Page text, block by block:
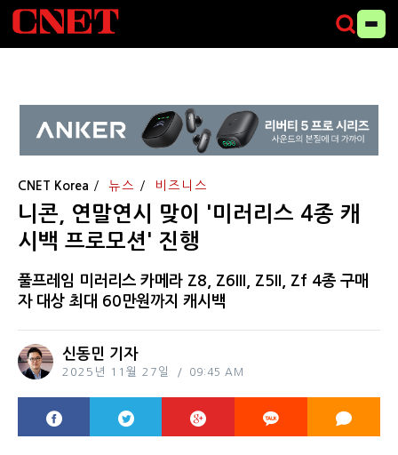
CNET Korea 뉴스 비즈니스
니콘, 연말연시 맞이 '미러리스 4종 캐
시백 프로모션' 진행
풀프레임 미러리스 카메라 Z8, Z6III, Z5II, Zf 4종 구매
자 대상 최대 60만원까지 캐시백
신동민 기자
2025년 11월 27일 09:45 AM